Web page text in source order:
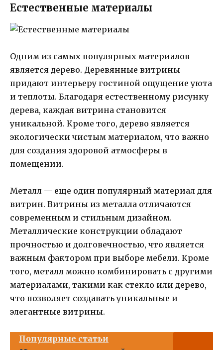
Естественные материалы
Одним из самых популярных материалов
является дерево. Деревянные витрины
придают интерьеру гостиной ощущение уюта
и теплоты. Благодаря естественному рисунку
дерева, каждая витрина становится
уникальной. Кроме того, дерево является
экологически чистым материалом, что важно
для создания здоровой атмосферы в
помещении.
Металл — еще один популярный материал для
витрин. Витрины из металла отличаются
современным и стильным дизайном.
Металлические конструкции обладают
прочностью и долговечностью, что является
важным фактором при выборе мебели. Кроме
того, металл можно комбинировать с другими
материалами, такими как стекло или дерево,
что позволяет создавать уникальные и
элегантные витрины.
Популярные статьи